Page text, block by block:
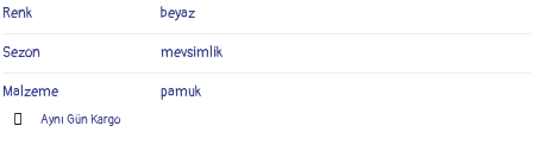
Renk beyaz
Sezon mevsimlik
Malzeme pamuk
Aynı Gün Kargo